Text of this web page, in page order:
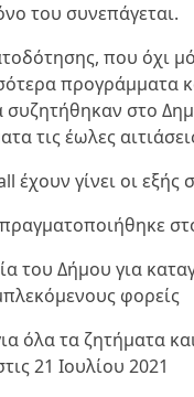
του συνεπάγεται.
που όχι
προγράμματα
συζητήθηκαν στο
τις έωλες
έχουν γίνει οι εξής
του Δήμου για
φορείς
όλα τα ζητήματα
21 Ιουλίου 2021